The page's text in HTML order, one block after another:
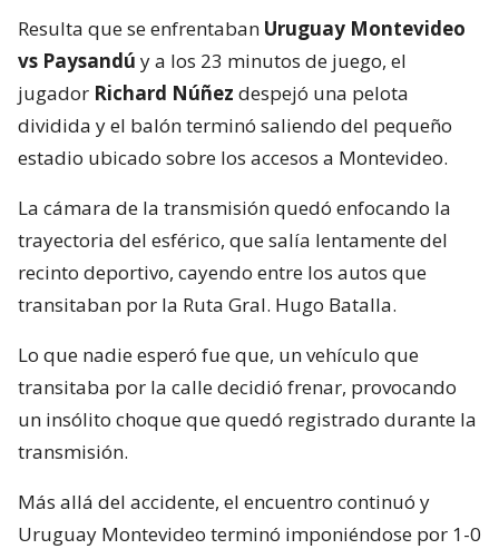
Resulta que se enfrentaban Uruguay Montevideo
vs Paysandú y a los 23 minutos de juego, el
jugador Richard Núñez despejó una pelota
dividida y el balón terminó saliendo del pequeño
estadio ubicado sobre los accesos a Montevideo.
La cámara de la transmisión quedó enfocando la
trayectoria del esférico, que salía lentamente del
recinto deportivo, cayendo entre los autos que
transitaban por la Ruta Gral. Hugo Batalla.
Lo que nadie esperó fue que, un vehículo que
transitaba por la calle decidió frenar, provocando
un insólito choque que quedó registrado durante la
transmisión.
Más allá del accidente, el encuentro continuó y
Uruguay Montevideo terminó imponiéndose por 1-0